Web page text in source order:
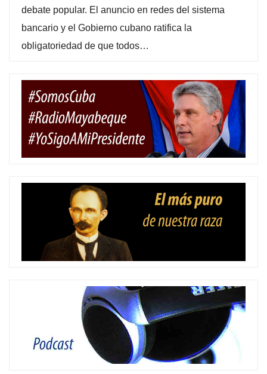
debate popular. El anuncio en redes del sistema
bancario y el Gobierno cubano ratifica la
obligatoriedad de que todos…